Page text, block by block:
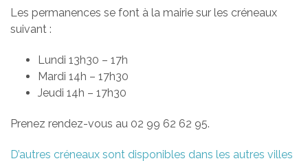
Les permanences se font à la mairie sur les créneaux
suivant :
Lundi 13h30 – 17h
Mardi 14h – 17h30
Jeudi 14h – 17h30
Prenez rendez-vous au 02 99 62 62 95.
D’autres créneaux sont disponibles dans les autres villes